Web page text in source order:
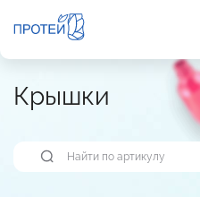
Крышки